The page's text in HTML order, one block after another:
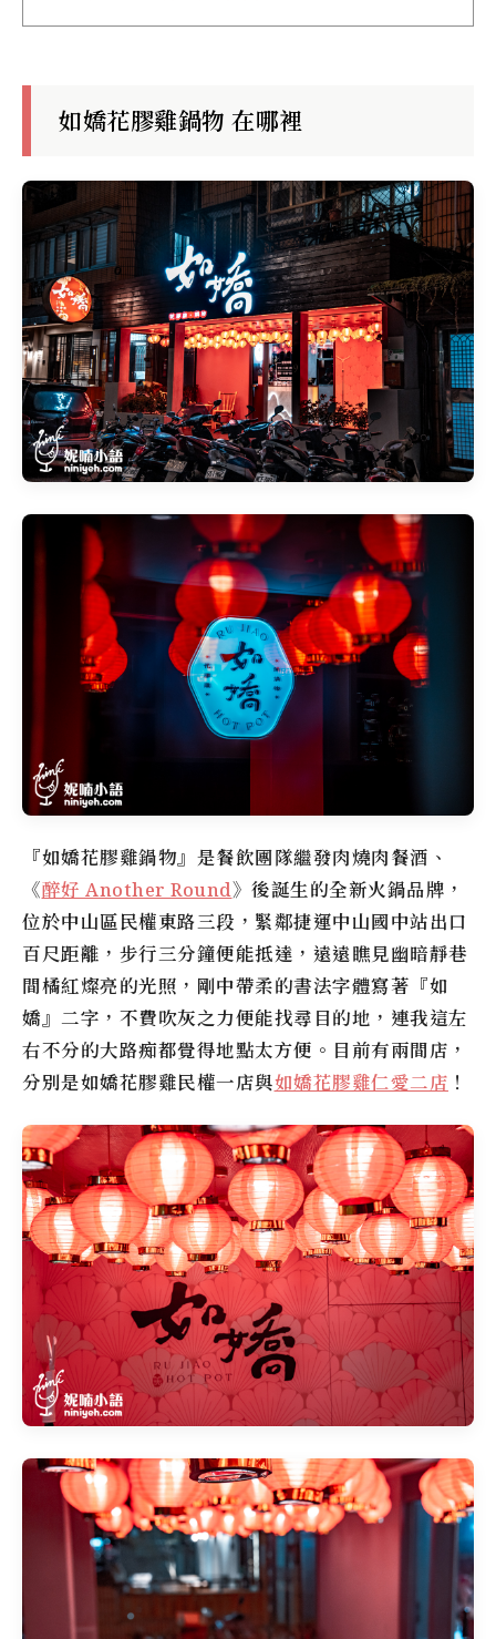
如嬌花膠雞鍋物 在哪裡
『如嬌花膠雞鍋物』是餐飲團隊繼發肉燒肉餐酒、
《醉好 Another Round》後誕生的全新火鍋品牌，
位於中山區民權東路三段，緊鄰捷運中山國中站出口
百尺距離，步行三分鐘便能抵達，遠遠瞧見幽暗靜巷
間橘紅燦亮的光照，剛中帶柔的書法字體寫著『如
嬌』二字，不費吹灰之力便能找尋目的地，連我這左
右不分的大路痴都覺得地點太方便。目前有兩間店，
分別是如嬌花膠雞民權一店與如嬌花膠雞仁愛二店 ！